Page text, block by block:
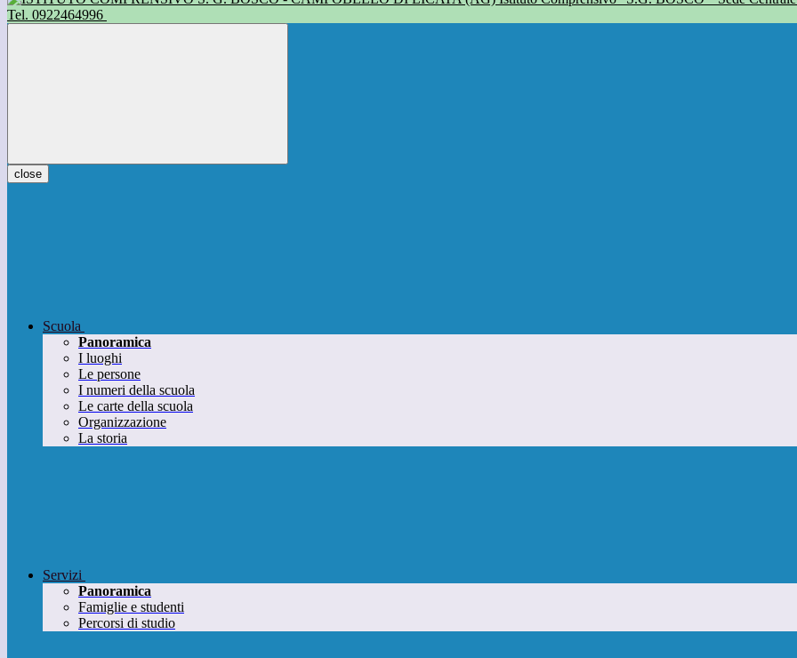
Tel. 0922464996
close
Scuola
Panoramica
I luoghi
Le persone
I numeri della scuola
Le carte della scuola
Organizzazione
La storia
Servizi
Panoramica
Famiglie e studenti
Percorsi di studio